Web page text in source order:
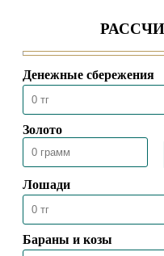
09.04.2020 19716
Токал – это прихоть или
ответственность?
30.03.2020